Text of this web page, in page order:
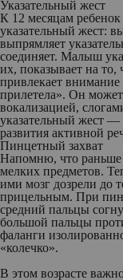
Указательный жест
К 12 месяцам ребенок
указательный жест:
выпрямляет
соединяет. Малыш
их, показывает на то,
привлекает
прилетела». Он
вокализацией,
указательный жест
развития активной
Пинцетный захват
Напомню, что раньше
мелких предметов.
ими мозг дозрели до
прицельным. При
средний пальцы
большой пальцы
фаланги
«колечко».
В этом возрасте